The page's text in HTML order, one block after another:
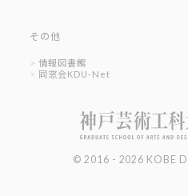
その他
情報図書館
同窓会KDU-Net
© 2016 - 2026 KOBE